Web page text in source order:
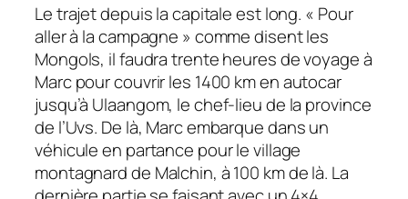
Le trajet depuis la capitale est long. « Pour
aller à la campagne » comme disent les
Mongols, il faudra trente heures de voyage à
Marc pour couvrir les 1400 km en autocar
jusqu’à Ulaangom, le chef-lieu de la province
de l’Uvs. De là, Marc embarque dans un
véhicule en partance pour le village
montagnard de Malchin, à 100 km de là. La